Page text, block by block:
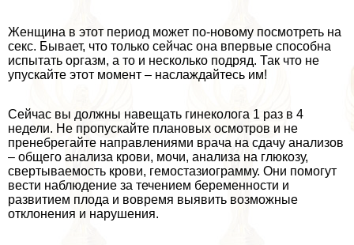
Женщина в этот период может по-новому посмотреть на
ceкc. Бывает, что только сейчас она впервые способна
испытать opгaзм, а то и несколько подряд. Так что не
упускайте этот момент – наслаждайтесь им!
Сейчас вы должны навещать гинеколога 1 раз в 4
недели. Не пропускайте плановых осмотров и не
пренебрегайте направлениями врача на сдачу анализов
– общего анализа крови, мочи, анализа на глюкозу,
свертываемость крови, гемостазиограмму. Они помогут
вести наблюдение за течением беременности и
развитием плода и вовремя выявить возможные
отклонения и нарушения.